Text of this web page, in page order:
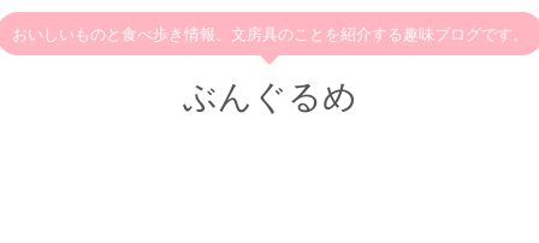
おいしいものと食べ歩き情報、文房具のことを紹介する趣味ブログです。
ぶんぐるめ